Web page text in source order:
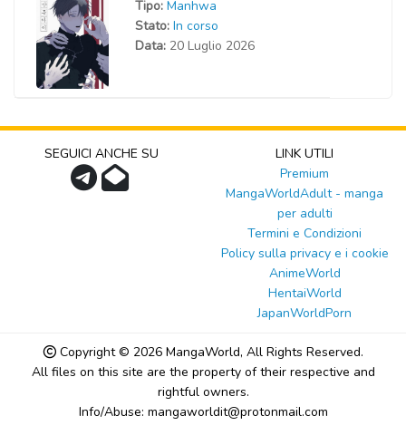
Tipo: Manhwa
Stato: In corso
Data: 20 Luglio 2026
SEGUICI ANCHE SU
LINK UTILI
Premium
MangaWorldAdult - manga
per adulti
Termini e Condizioni
Policy sulla privacy e i cookie
AnimeWorld
HentaiWorld
JapanWorldPorn
Copyright © 2026 MangaWorld, All Rights Reserved.
All files on this site are the property of their respective and
rightful owners.
Info/Abuse: mangaworldit@protonmail.com